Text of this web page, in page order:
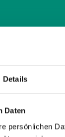
Details
Daten
persönlichen